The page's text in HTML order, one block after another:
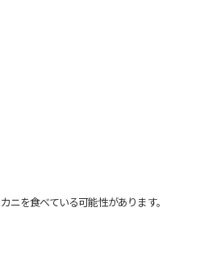
を食べている可能性があります。